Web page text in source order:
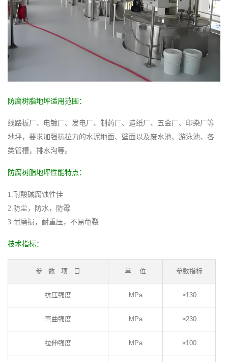
防腐树脂地坪适用范围：
线路板厂、电镀厂、发电厂、制药厂、造纸厂、五金厂、印染厂等
地坪，要求加强抗拉力的水泥地面、壁面以及废水池、游泳池、各
类管槽，排水沟等。
防腐树脂地坪性能特点：
1.耐酸碱腐蚀性佳
2.防尘，防水，防霉
3.耐磨损，耐重压，不易龟裂
技术指标：
参 数 项 目 单 位 参数指标
抗压强度 MPa ≥130
弯曲强度 MPa ≥230
拉伸强度 MPa ≥100